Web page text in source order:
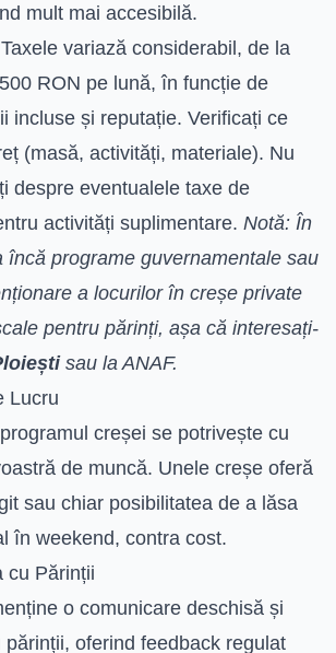
mult mai accesibilă.
Taxele variază considerabil, de la
RON pe lună, în funcție de
incluse și reputație. Verificați ce
(masă, activități, materiale). Nu
despre eventualele taxe de
activități suplimentare. Notă: În
încă programe guvernamentale sau
a locurilor în creșe private
pentru părinți, așa că interesați-
sau la ANAF.
Lucru
creșei se potrivește cu
de muncă. Unele creșe oferă
sau chiar posibilitatea de a lăsa
în weekend, contra cost.
cu Părinții
o comunicare deschisă și
oferind feedback regulat